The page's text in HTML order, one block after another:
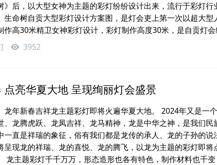
》后，以大型女神为主题的彩灯纷纷设计出来，流行于彩灯行
生命树自贡大型彩灯设计方案图，是灯会吏上第一次以超大型
作高30米精卫女神彩灯设计，彩灯制作高度30米，是自贡灯
3952
亮华夏大地 呈现绚丽灯会盛景
龙年新春吉祥龙主题彩灯即将火遍华夏大地。 2024年又是一
、龙腾虎跃、龙凤吉祥、龙马精神，龙是中华之神，是我们民
一直是祥瑞的象征，俗有我们都是龙传的承人、龙的子孙的说
呈现龙的祥瑞、龙的喜悦、龙的腾飞，以龙为主题的彩灯即将
龙主题彩灯千千万万，形态造形也各有特色，制作材料也千变